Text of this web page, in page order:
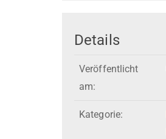
Details
Veröffentlicht
am:
Kategorie: